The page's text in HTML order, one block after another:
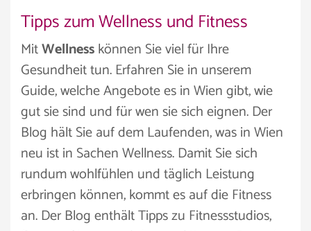
Tipps zum Wellness und Fitness
MitWellnesskönnen Sie viel für Ihre
Gesundheit tun. Erfahren Sie in unserem
Guide, welche Angebote es in Wien gibt, wie
gut sie sind und für wen sie sich eignen. Der
Blog hält Sie auf dem Laufenden, was in Wien
neu ist in Sachen Wellness. Damit Sie sich
rundum wohlfühlen und täglich Leistung
erbringen können, kommt es auf die Fitness
an. Der Blog enthält Tipps zu Fitnessstudios,